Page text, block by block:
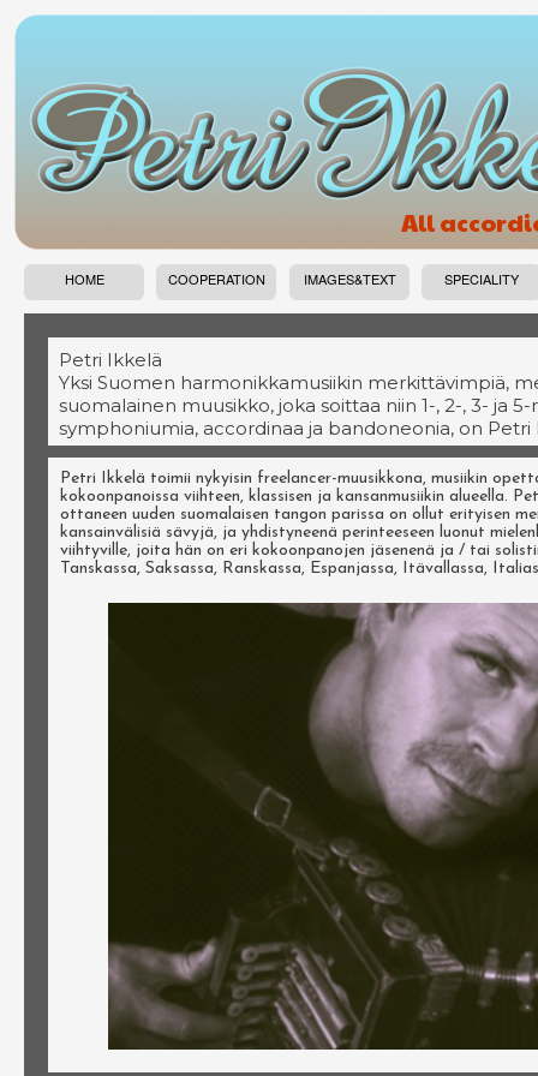
HOME COOPERATION IMAGES&TEXT SPECIALITY
Petri Ikkelä
Yksi Suomen harmonikkamusiikin merkittävimpiä,
suomalainen muusikko, joka soittaa niin 1-, 2-, 3- ja
symphoniumia, accordinaa ja bandoneonia, on Petri
All
Petri Ikkelä toimii nykyisin freelancer-muusikkona, musiikin
kokoonpanoissa viihteen, klassisen ja kansanmusiikin alueella.
ottaneen uuden suomalaisen tangon parissa on ollut erityisen
kansainvälisiä sävyjä, ja yhdistyneenä perinteeseen luonut
viihtyville, joita hän on eri kokoonpanojen jäsenenä ja / tai
Tanskassa, Saksassa, Ranskassa, Espanjassa, Itävallassa,